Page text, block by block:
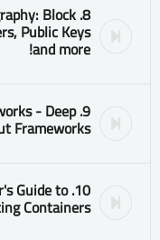
Block
Public Keys
and more!
- Deep
Frameworks
Guide to
Containers